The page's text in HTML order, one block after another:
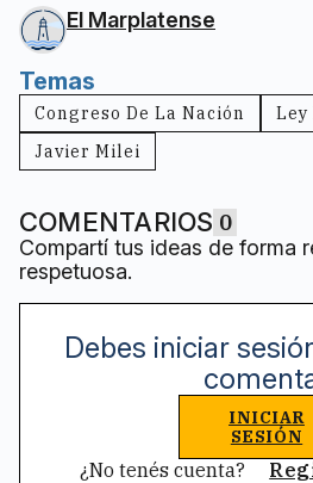
El Marplatense
Temas
Congreso De La Nación
Ley
Javier Milei
COMENTARIOS 0
Compartí tus ideas de forma
respetuosa.
Debes iniciar
INICIAR
SESIÓN
¿No tenés cuenta?